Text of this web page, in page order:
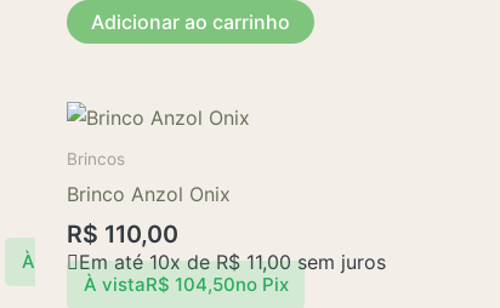
Adicionar ao carrinho
À
Brincos
Brinco Anzol Onix
R$ 110,00
Em até 10x deR$11,00sem juros
À vistaR$ 104,50no Pix